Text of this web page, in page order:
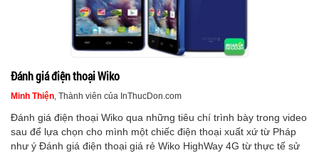
Đánh giá điện thoại Wiko
Minh Thiện, Thành viên của InThucDon.com
Đánh giá điện thoại Wiko qua những tiêu chí trình bày trong video
sau để lựa chọn cho mình một chiếc điện thoại xuất xứ từ Pháp
như ý Đánh giá điện thoại giá rẻ Wiko HighWay 4G từ thực tế sử